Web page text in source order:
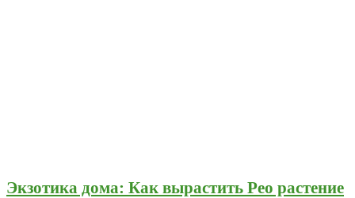
Экзотика дома: Как вырастить Рео растение